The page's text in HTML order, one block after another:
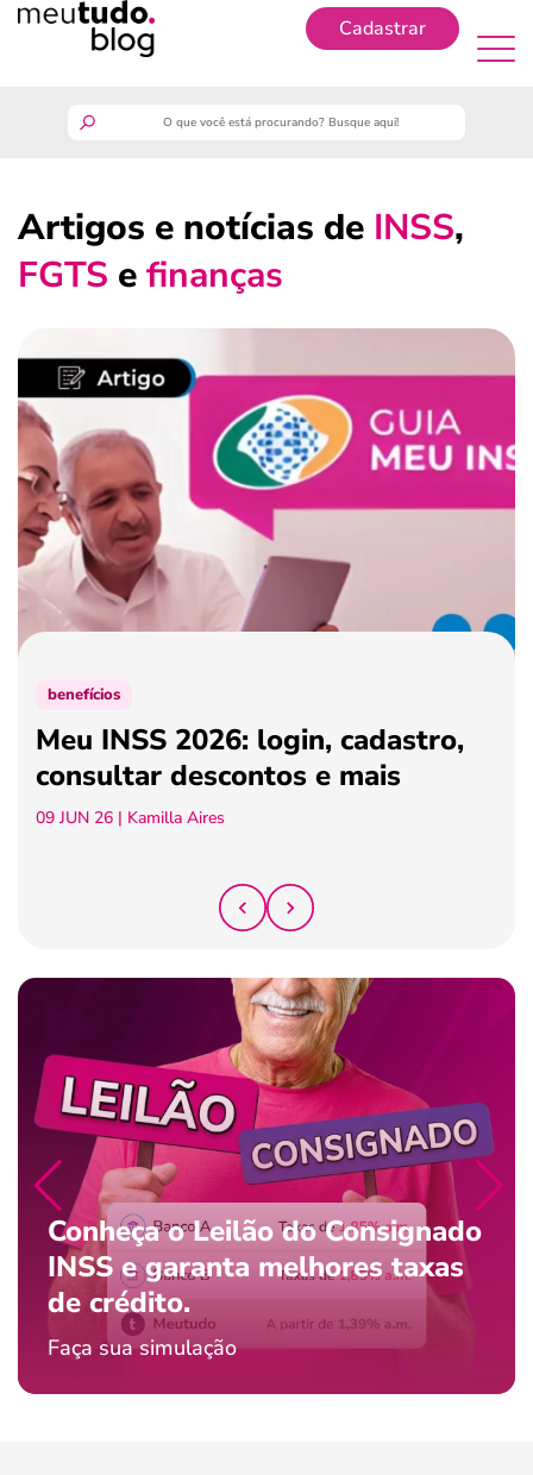
Cadastrar
guia do trabalhador
benefícios
crédito fácil
últimas notícias
ferramentas
Artigos e notícias de INSS,
FGTS efinanças
benefícios
Meu INSS 2026: login, cadastro,
consultar descontos e mais
09 JUN 26 | Kamilla Aires
Conheça o Leilão do Consignado
INSS e garanta melhores taxas
de crédito.
Faça sua simulação